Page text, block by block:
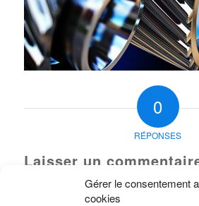
Gérer le consentement
cookies
0
RÉPONSES
Laisser un
Rejoindre la discussion?
N’hésitez pas à contribuer !